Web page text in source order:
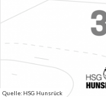
Quelle: HSG Hunsrück